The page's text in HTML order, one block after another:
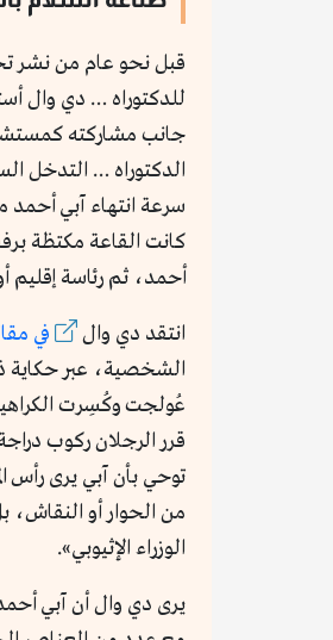
قبل نحو عام من نشر
للدكتوراه … دي وال
جانب مشاركته
الدكتوراه … التدخل
كانت القاعة مكتظة
أحمد، ثم رئاسة إقليم
انتقد دي وال في
عُولجت وكُسِرت
قرر الرجلان ركوب
توحي بأن آبي يرى رأس
من الحوار أو
الوزراء الإثيوبي».
يرى دي وال أن آبي